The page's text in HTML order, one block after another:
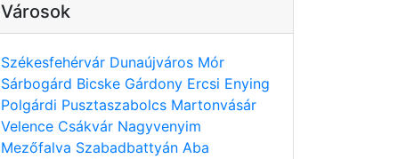
Városok
Székesfehérvár Dunaújváros Mór
Sárbogárd Bicske Gárdony Ercsi Enying
Polgárdi Pusztaszabolcs Martonvásár
Velence Csákvár Nagyvenyim
Mezőfalva Szabadbattyán Aba